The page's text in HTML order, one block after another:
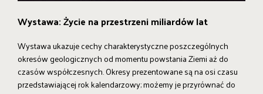
Wystawa: Życie na przestrzeni miliardów lat
Wystawa ukazuje cechy charakterystyczne poszczególnych
okresów geologicznych od momentu powstania Ziemi aż do
czasów współczesnych. Okresy prezentowane są na osi czasu
przedstawiającej rok kalendarzowy; możemy je przyrównać do